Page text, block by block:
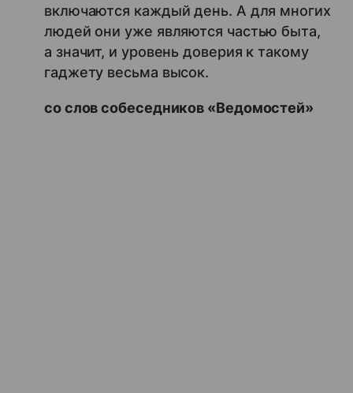
включаются каждый день. А для многих
людей они уже являются частью быта,
а значит, и уровень доверия к такому
гаджету весьма высок.
со слов собеседников «Ведомостей»